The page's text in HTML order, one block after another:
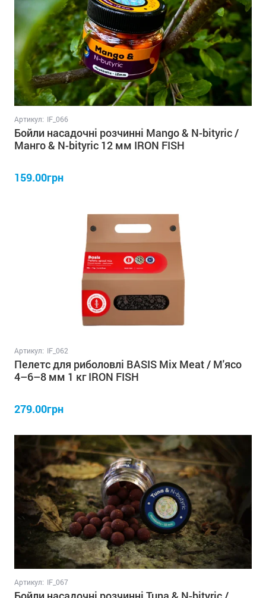
Артикул: IF_066
Бойли насадочні розчинні Mango & N-bityric /
Манго & N-bityric 12 мм IRON FISH
159.00грн
Артикул: IF_062
Пелетс для риболовлі BASIS Mix Meat / М'ясо
4–6–8 мм 1 кг IRON FISH
279.00грн
Артикул: IF_067